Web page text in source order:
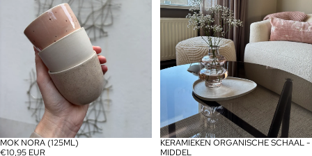
MOK NORA (125ML)
€10,95 EUR
KERAMIEKEN ORGANISCHE SCHAAL -
MIDDEL